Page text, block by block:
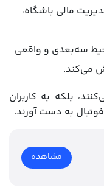
مالی باشگاه،
سه‌بعدی و واقعی
می‌کند.
بلکه به کاربران
به دست آورند.
مشاهده